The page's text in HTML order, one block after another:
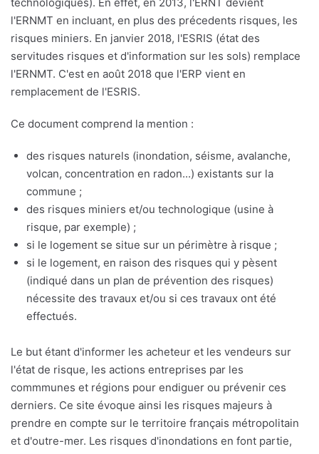
l'ERNMT en incluant, en plus des précedents risques, les
risques miniers. En janvier 2018, l'ESRIS (état des
servitudes risques et d'information sur les sols) remplace
l'ERNMT. C'est en août 2018 que l'ERP vient en
remplacement de l'ESRIS.
Ce document comprend la mention :
des risques naturels (inondation, séisme, avalanche,
volcan, concentration en radon...) existants sur la
commune ;
des risques miniers et/ou technologique (usine à
risque, par exemple) ;
si le logement se situe sur un périmètre à risque ;
si le logement, en raison des risques qui y pèsent
(indiqué dans un plan de prévention des risques)
nécessite des travaux et/ou si ces travaux ont été
effectués.
Le but étant d'informer les acheteur et les vendeurs sur
l'état de risque, les actions entreprises par les
commmunes et régions pour endiguer ou prévenir ces
derniers. Ce site évoque ainsi les risques majeurs à
prendre en compte sur le territoire français métropolitain
et d'outre-mer. Les risques d'inondations en font partie,